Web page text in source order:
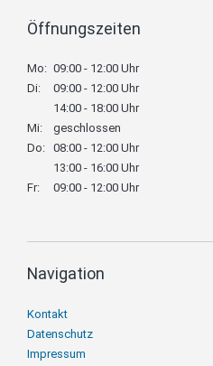
Öffnungszeiten
Mo: 09:00 - 12:00 Uhr
Di:
09:00 - 12:00 Uhr
14:00 - 18:00 Uhr
Mi:
geschlossen
Do: 08:00 - 12:00 Uhr
13:00 - 16:00 Uhr
Fr:
09:00 - 12:00 Uhr
Navigation
Navigation
überspringen
Kontakt
Datenschutz
Impressum